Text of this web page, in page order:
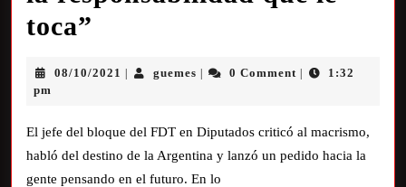
toca”
08/10/2021 guemes 0 Comment
1:32
pm
El jefe del bloque del FDT en Diputados criticó al macrismo,
habló del destino de la Argentina y lanzó un pedido hacia la
gente pensando en el futuro. En lo